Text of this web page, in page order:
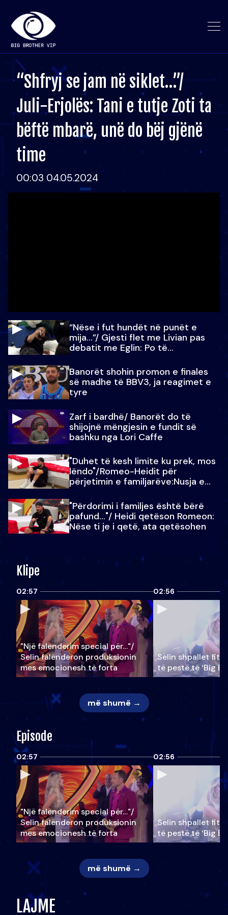
“Shfryj se jam në siklet…”/
Juli-Erjolës: Tani e tutje Zoti ta
bëftë mbarë, unë do bëj gjënë
time
00:03 04.05.2024
“Nëse i fut hundët në punët e
mija…”/ Gjesti flet me Livian pas
debatit me Eglin: Po të
Banorët shohin promon e finales
së madhe të BBV3, ja reagimet e
tyre
Zarf i bardhë/ Banorët do të
shijojnë mëngjesin e fundit së
bashku nga Lori Caffe
"Duhet të kesh limite ku prek, mos
lëndo"/Romeo-Heidit për
përjetimin e familjarëve:Nusja e
"Përdorimi i familjes është bërë
pafund…"/ Heidi qetëson Romeon:
Nëse ti je i qetë, ata qetësohen
Klipe
02:57
"Një falenderim special për…"/
Selin falënderon produksionin
mes emocionesh të forta
02:56
Selin shpallet
të pestë të ‘Big
më shumë →
Episode
02:57
"Një falenderim special për…"/
Selin falënderon produksionin
mes emocionesh të forta
02:56
Selin shpallet
të pestë të ‘Big
më shumë →
LAJME